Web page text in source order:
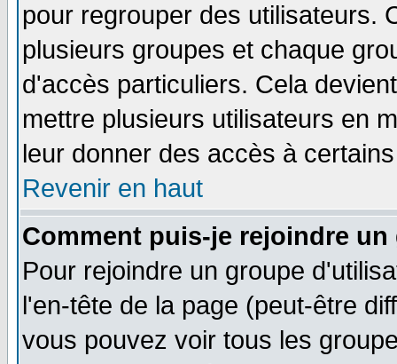
pour regrouper des utilisateurs.
plusieurs groupes et chaque
d'accès particuliers. Cela
mettre plusieurs utilisateurs en
leur donner des accès à
Revenir en haut
Comment puis-je rejoindre
Pour rejoindre un groupe
l'en-tête de la page (peut-être
vous pouvez voir tous les